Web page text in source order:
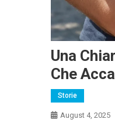
Una
Che
Storie
August 4, 2025